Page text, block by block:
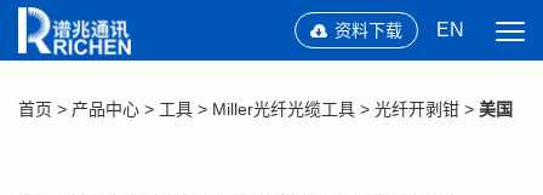
资料下载 EN
首页 > 产品中心 > 工具 > Miller光纤光缆工具 > 光纤开剥钳 > 美国